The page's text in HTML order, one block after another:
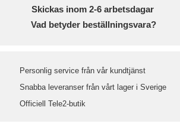
Skickas inom 2-6 arbetsdagar
Vad betyder beställningsvara?
Personlig service från vår kundtjänst
Snabba leveranser från vårt lager i Sverige
Officiell Tele2-butik